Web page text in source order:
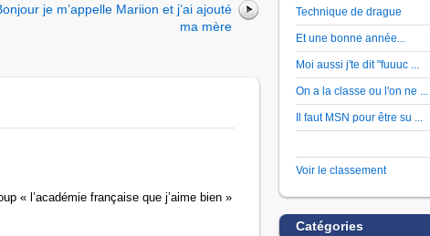
je m’appelle Mariion et j’ai ajouté
ma mère
« l’académie française que j’aime bien »
Technique de drague
Et une bonne année...
Moi aussi j'te dit "fuuuc ...
On a la classe ou l'on ne ...
Il faut MSN pour être su ...
Voir le classement
Catégories